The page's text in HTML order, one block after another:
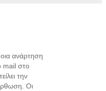
ανάρτηση
mail στο
την
Οι